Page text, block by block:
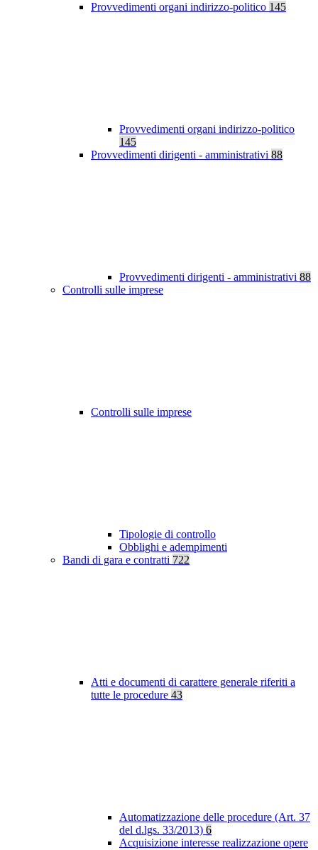
Provvedimenti organi indirizzo-politico 145
Provvedimenti organi indirizzo-politico
145
Provvedimenti dirigenti - amministrativi 88
Provvedimenti dirigenti - amministrativi 88
Controlli sulle imprese
Controlli sulle imprese
Tipologie di controllo
Obblighi e adempimenti
Bandi di gara e contratti 722
Atti e documenti di carattere generale riferiti a
tutte le procedure 43
Automatizzazione delle procedure (Art. 37
del d.lgs. 33/2013) 6
Acquisizione interesse realizzazione opere